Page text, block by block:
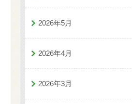
2026年5月
2026年4月
2026年3月